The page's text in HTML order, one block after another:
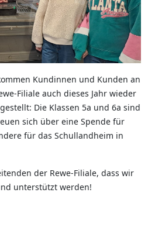
Kundinnen und Kunden an
Filiale auch dieses Jahr wieder
Die Klassen 5a und 6a sind
sich über eine Spende für
für das Schullandheim in
der Rewe-Filiale, dass wir
unterstützt werden!